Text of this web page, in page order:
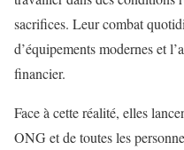
sacrifices. Leur combat
d’équipements modernes et
financier.
Face à cette réalité, elles
ONG et de toutes les